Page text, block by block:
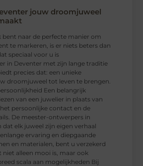
jouw droomjuweel
bent naar de perfecte manier om
te markeren, is er niets beters dan
speciaal voor u is
in Deventer met zijn lange traditie
precies dat: een unieke
droomjuweel tot leven te brengen.
Een belangrijk
van een juwelier in plaats van
persoonlijke contact en de
De meester-ontwerpers in
elk juweel zijn eigen verhaal
ervaring en diepgaande
en materialen, bent u verzekerd
niet alleen mooi is, maar ook
scala aan mogelijkheden Bij